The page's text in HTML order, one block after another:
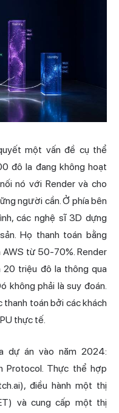
một vấn đề cụ thể
đô la đang không hoạt
nó với Render và cho
người cần. Ở phía bên
các nghệ sĩ 3D dựng
Họ thanh toán bằng
từ 50-70%. Render
triệu đô la thông qua
không phải là suy đoán.
toán bởi các khách
thực tế.
dự án vào năm 2024:
Protocol. Thực thể hợp
điều hành một thị
và cung cấp một thị